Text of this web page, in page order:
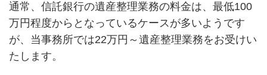
通常、信託銀行の遺産整理業務の料金は、最低100
万円程度からとなっているケースが多いようです
が、当事務所では22万円～遺産整理業務をお受けい
たします。